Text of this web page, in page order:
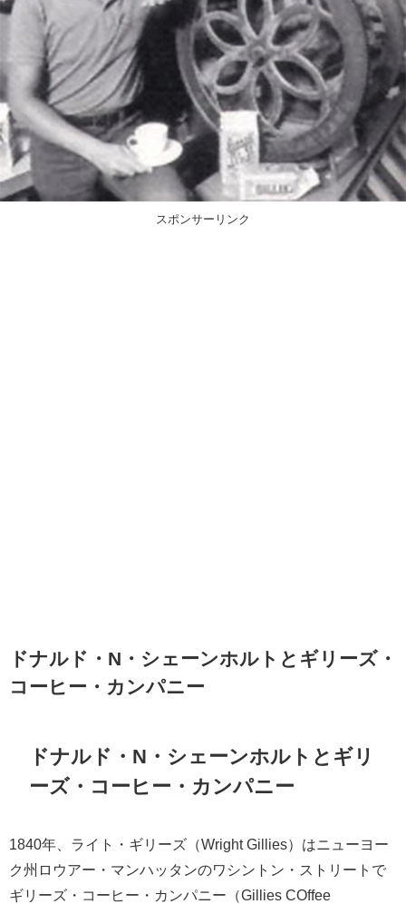
スポンサーリンク
ドナルド・N・シェーンホルトとギリーズ・
コーヒー・カンパニー
ドナルド・N・シェーンホルトとギリ
ーズ・コーヒー・カンパニー
1840年、ライト・ギリーズ（Wright Gillies）はニューヨー
ク州ロウアー・マンハッタンのワシントン・ストリートで
ギリーズ・コーヒー・カンパニー（Gillies COffee